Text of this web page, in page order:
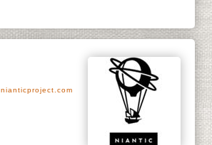
nianticproject.com